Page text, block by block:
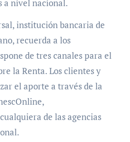
a nivel nacional.
institución bancaria de
recuerda a los
de tres canales para el
la Renta. Los clientes y
el aporte a través de la
de las agencias